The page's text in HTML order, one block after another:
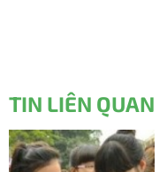
TIN LIÊN QUAN